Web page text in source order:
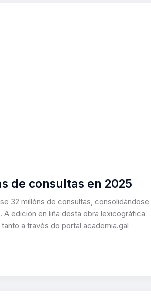
de consultas en 2025
32 millóns de consultas, consolidándose
edición en liña desta obra lexicográfica
a través do portal academia.gal